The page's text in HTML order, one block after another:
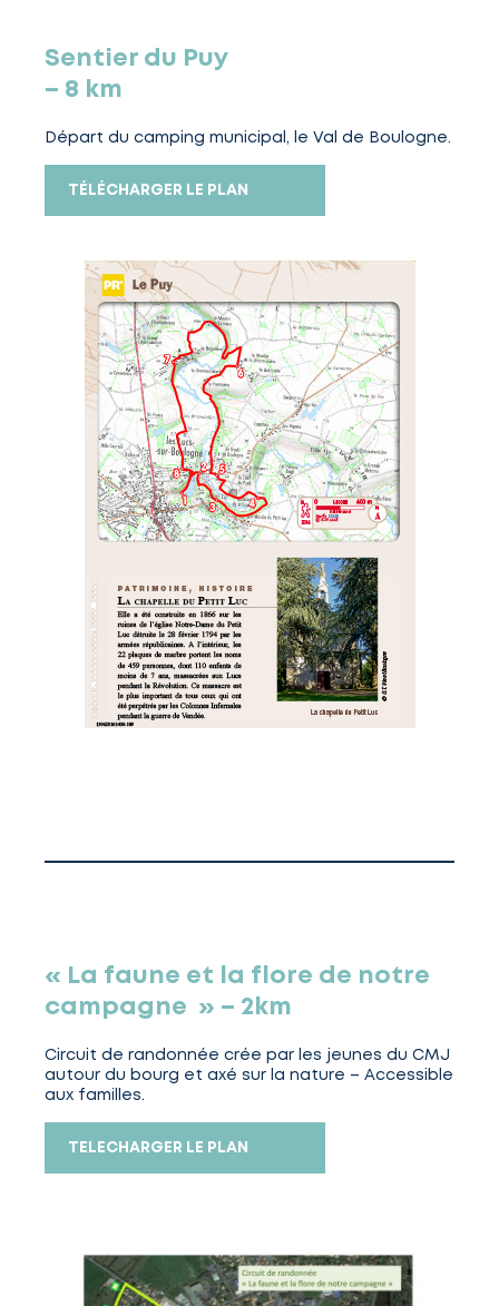
Sentier du Puy
– 8 km
Départ du camping municipal, le Val de Boulogne.
TÉLÉCHARGER LE PLAN
« La faune et la flore de notre
campagne » – 2km
Circuit de randonnée crée par les jeunes du CMJ
autour du bourg et axé sur la nature – Accessible
aux familles.
TELECHARGER LE PLAN